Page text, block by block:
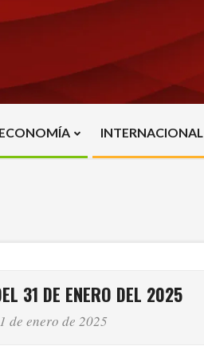
Primary
Navigation
ECONOMÍA INTERNACIONAL
31 DE ENERO DEL 2025
de enero de 2025